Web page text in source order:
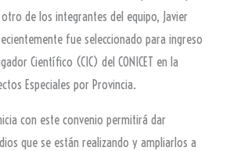
de los integrantes del equipo, Javier
fue seleccionado para ingreso
Científico (CIC) del CONICET en la
Especiales por Provincia.
con este convenio permitirá dar
que se están realizando y ampliarlos a